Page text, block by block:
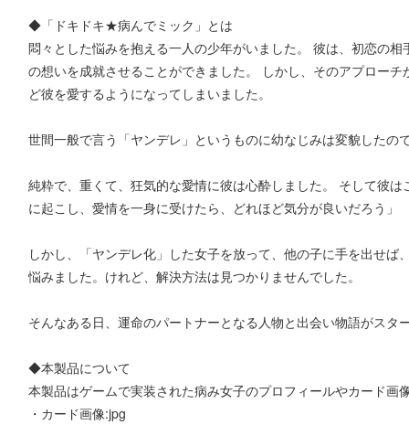
◆「ドキドキ★病んでミック」とは
悶々とした悩みを抱える一人の少年がいました。 彼は、初恋の
の想いを成就させることができました。 しかし、そのアプロー
ど彼を愛するようになってしまいました。
世間一般で言う「ヤンデレ」というものに幼なじみは変貌したの
純粋で、重くて、狂気的な愛情に彼は心酔しました。 そして彼
に起こし、愛情を一身に受けたら、どれほど気分が良いだろう」
しかし、「ヤンデレ化」した女子を放って、他の子に手を出せ
悩みました。けれど、解決方法は見つかりませんでした。
そんなある日、運命のパートナーとなる人物と出会い物語がスタ
◆本製品について
本製品はゲームで実装された病み女子のプロフィールやカード画
・カード画像:jpg